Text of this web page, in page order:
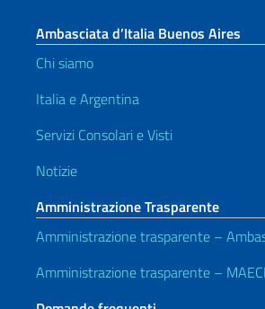
Ambasciata d’Italia Buenos Aires
Chi siamo
Italia e Argentina
Servizi Consolari e Visti
Notizie
Amministrazione Trasparente
Amministrazione trasparente –
Amministrazione trasparente – MAECI